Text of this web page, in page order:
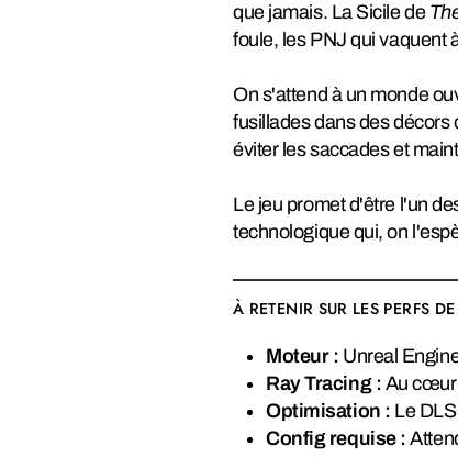
que jamais. La Sicile de
foule, les PNJ qui vaquent
On s'attend à un monde
fusillades dans des
éviter les saccades et
Le jeu promet d'être l'un
technologique qui, on
À RETENIR SUR LES PERFS
Moteur : Unreal
Ray Tracing : Au cœur
Optimisation : Le
Config requise :